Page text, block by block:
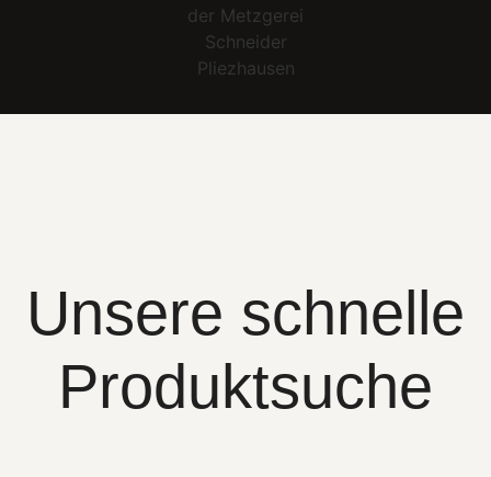
Unsere schnelle
Produktsuche